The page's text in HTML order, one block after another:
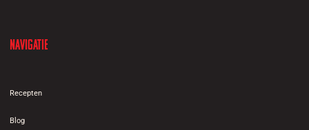
Navigatie
Recepten
Blog